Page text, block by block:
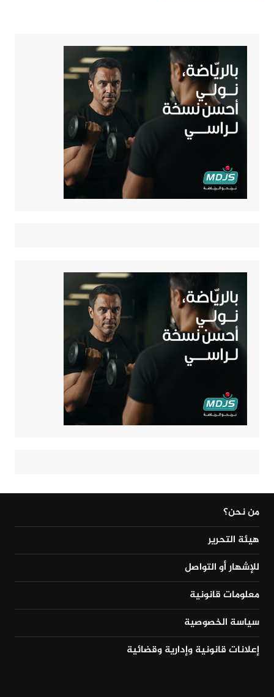
من نحن؟
هيئة التحرير
للإشهار أو التواصل
معلومات قانونية
سياسة الخصوصية
إعلانات قانونية وإدارية وقضائية